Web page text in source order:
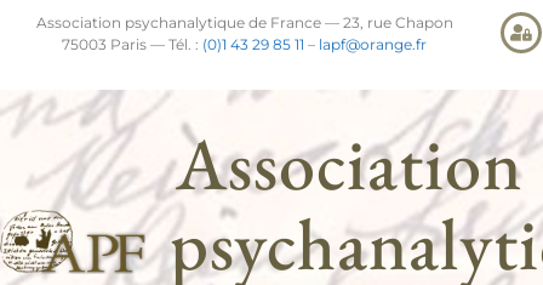
Association psychanalytique de France — 23, rue Chapon
75003 Paris — Tél. : (0)1 43 29 85 11 – lapf@orange.fr
Association